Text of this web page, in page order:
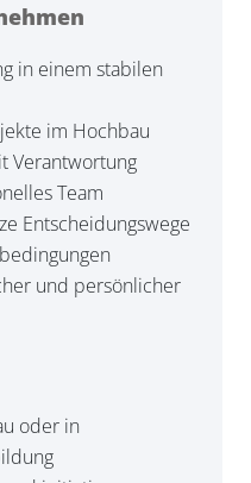
in einem stabilen
im Hochbau
Verantwortung
Team
Entscheidungswege
und persönlicher
oder in